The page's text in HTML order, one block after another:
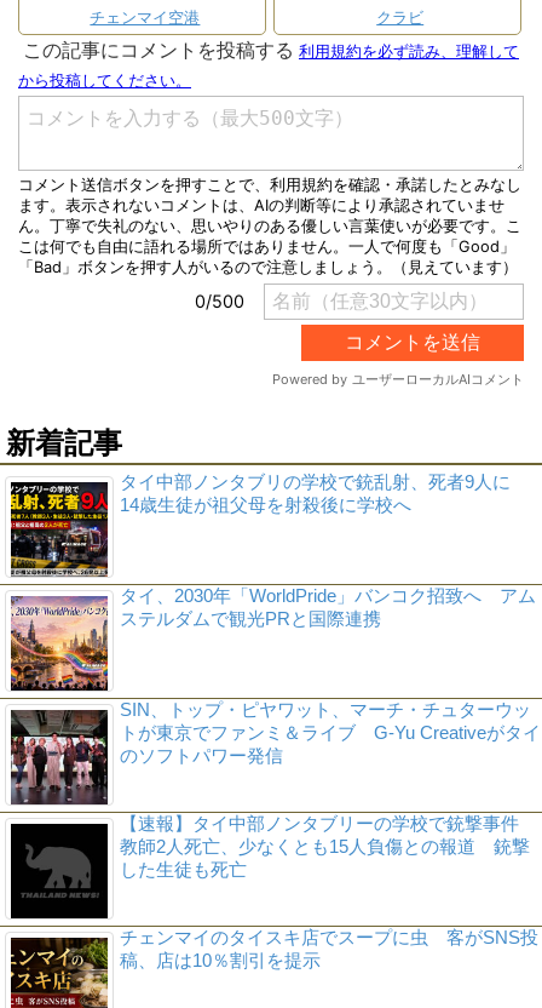
チェンマイ空港
クラビ
新着記事
タイ中部ノンタブリの学校で銃乱射、死者9人に
14歳生徒が祖父母を射殺後に学校へ
タイ、2030年「WorldPride」バンコク招致へ アム
ステルダムで観光PRと国際連携
SIN、トップ・ピヤワット、マーチ・チュターウッ
トが東京でファンミ＆ライブ G-Yu Creativeがタイ
のソフトパワー発信
【速報】タイ中部ノンタブリーの学校で銃撃事件
教師2人死亡、少なくとも15人負傷との報道 銃撃
した生徒も死亡
チェンマイのタイスキ店でスープに虫 客がSNS投
稿、店は10％割引を提示